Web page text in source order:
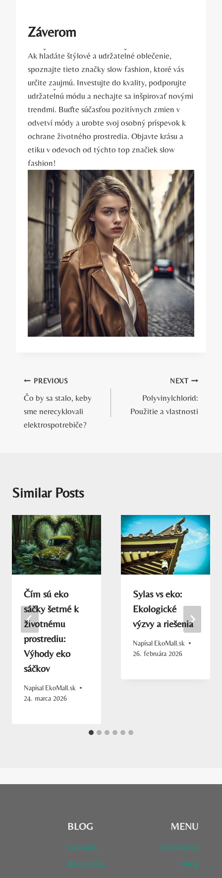
Záverom
Ak hľadáte štýlové a udržateľné oblečenie,
spoznajte tieto značky slow fashion, ktoré vás
určite zaujmú. Investujte do kvality, podporujte
udržateľnú módu a nechajte sa inšpirovať novými
trendmi. Buďte súčasťou pozitívnych zmien v
odvetví módy a urobte svoj osobný príspevok k
ochrane životného prostredia. Objavte krásu a
etiku v odevoch od týchto top značiek slow
fashion!
Navigácia
v
článku
PREVIOUS
Čo by sa stalo, keby
sme nerecyklovali
elektrospotrebiče?
NEXT
Polyvinylchlorid:
Použitie a vlastnosti
Similar Posts
Čím sú eko
sáčky šetrné k
životnému
prostrediu:
Výhody eko
sáčkov
Napísal EkoMall.sk
24. marca 2026
Sylas vs eko:
Ekologické
výzvy a riešenia
Napísal EkoMall.sk
26. februára 2026
BLOG
Ekologia
Recyklácia
MENU
EkoMall.sk
Blog